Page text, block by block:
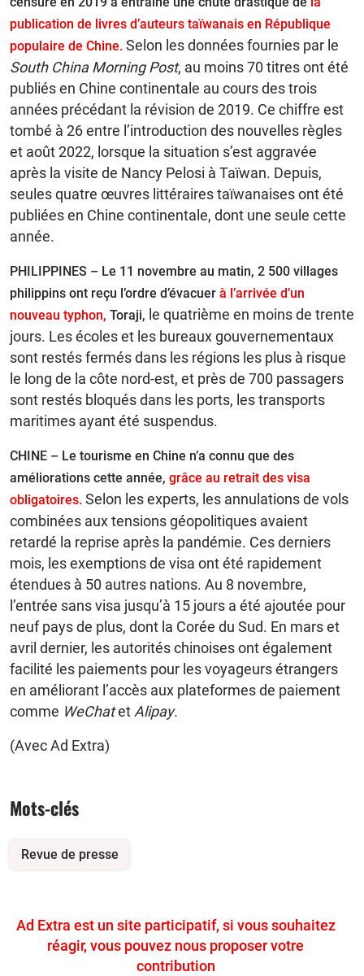
publication de livres d’auteurs taïwanais en République
populaire de Chine. Selon les données fournies par le
South China Morning Post, au moins 70 titres ont été
publiés en Chine continentale au cours des trois
années précédant la révision de 2019. Ce chiffre est
tombé à 26 entre l’introduction des nouvelles règles
et août 2022, lorsque la situation s’est aggravée
après la visite de Nancy Pelosi à Taïwan. Depuis,
seules quatre œuvres littéraires taïwanaises ont été
publiées en Chine continentale, dont une seule cette
année.
PHILIPPINES – Le 11 novembre au matin, 2 500 villages
philippins ont reçu l’ordre d’évacuer à l’arrivée d’un
nouveau typhon, Toraji, le quatrième en moins de trente
jours. Les écoles et les bureaux gouvernementaux
sont restés fermés dans les régions les plus à risque
le long de la côte nord-est, et près de 700 passagers
sont restés bloqués dans les ports, les transports
maritimes ayant été suspendus.
CHINE – Le tourisme en Chine n’a connu que des
améliorations cette année, grâce au retrait des visa
obligatoires. Selon les experts, les annulations de vols
combinées aux tensions géopolitiques avaient
retardé la reprise après la pandémie. Ces derniers
mois, les exemptions de visa ont été rapidement
étendues à 50 autres nations. Au 8 novembre,
l’entrée sans visa jusqu’à 15 jours a été ajoutée pour
neuf pays de plus, dont la Corée du Sud. En mars et
avril dernier, les autorités chinoises ont également
facilité les paiements pour les voyageurs étrangers
en améliorant l’accès aux plateformes de paiement
comme WeChatetAlipay.
(Avec Ad Extra)
Mots-clés
Revue de presse
Ad Extra est un site participatif, si vous souhaitez
réagir, vous pouvez nous proposer votre
contribution